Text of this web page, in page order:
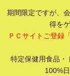
期間限定ですが、
得を
ＰＣサイトご登録
特定保健用食品・
100%